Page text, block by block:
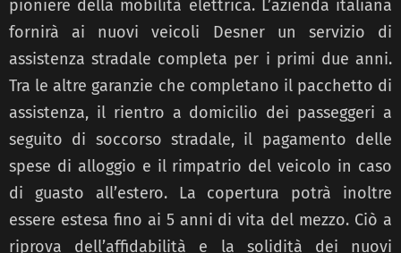
pioniere della mobilità elettrica. L’azienda italiana
fornirà ai nuovi veicoli Desner un servizio di
assistenza stradale completa per i primi due anni.
Tra le altre garanzie che completano il pacchetto di
assistenza, il rientro a domicilio dei passeggeri a
seguito di soccorso stradale, il pagamento delle
spese di alloggio e il rimpatrio del veicolo in caso
di guasto all’estero. La copertura potrà inoltre
essere estesa fino ai 5 anni di vita del mezzo. Ciò a
riprova dell’affidabilità e la solidità dei nuovi